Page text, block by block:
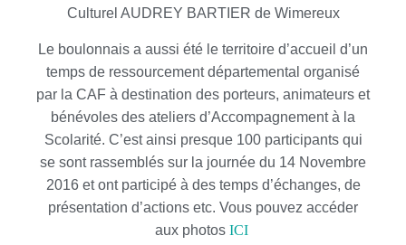
Culturel AUDREY BARTIER de Wimereux
Le boulonnais a aussi été le territoire d’accueil d’un
temps de ressourcement départemental organisé
par la CAF à destination des porteurs, animateurs et
bénévoles des ateliers d’Accompagnement à la
Scolarité. C’est ainsi presque 100 participants qui
se sont rassemblés sur la journée du 14 Novembre
2016 et ont participé à des temps d’échanges, de
présentation d’actions etc. Vous pouvez accéder
aux photos ICI